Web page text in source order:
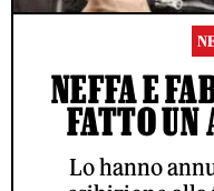
NEFFA E
FATTO UN
Lo hanno